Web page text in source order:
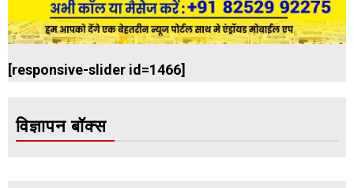
[responsive-slider id=1466]
विज्ञापन बॉक्स